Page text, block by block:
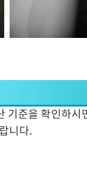
기준을 확인하시
니다.